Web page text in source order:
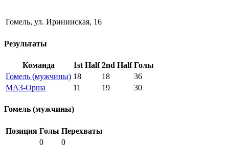
Гомель, ул. Ирининская, 16
Результаты
Команда 1st Half 2nd Half Голы
Гомель (мужчины) 18 18
36
МАЗ-Орша
11 19 30
Гомель (мужчины)
Позиция Голы Перехваты
0
0